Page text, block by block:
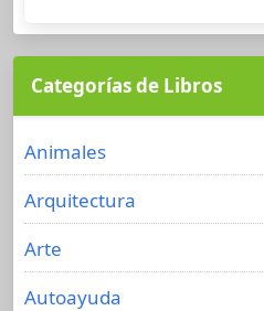
Categorías de Libros
Animales
Arquitectura
Arte
Autoayuda